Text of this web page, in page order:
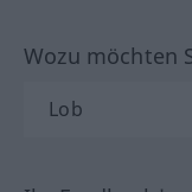
Wozu möchten